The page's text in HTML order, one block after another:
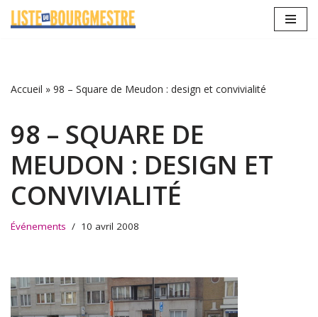
Accueil » 98 – Square de Meudon : design et convivialité
98 – SQUARE DE
MEUDON : DESIGN ET
CONVIVIALITÉ
Événements 10 avril 2008